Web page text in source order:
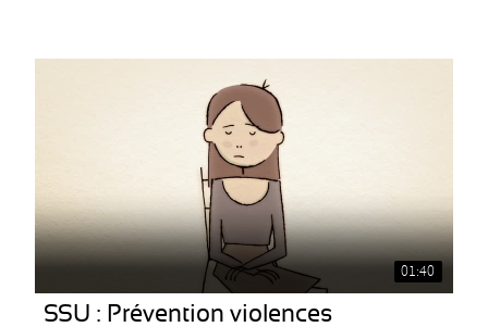
01:40
SSU : Prévention violences